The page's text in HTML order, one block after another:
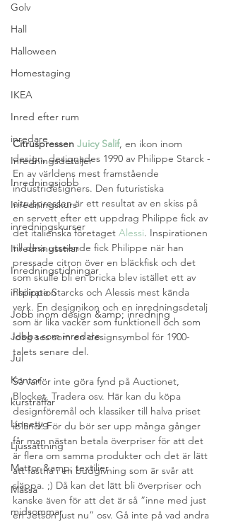
Golv
Hall
Halloween
Homestaging
IKEA
Inred efter rum
inredare
Inredningsdetaljer
Inredningsjobb
Inredningskurs
inredningskurser
Inredningsstilar
Inredningstidningar
inspiration
Jobb inom design &amp; inredning
Jobba som inredare
Jul
Kontor
kursträffar
Linnetyg
Ljussättning
Mattor &amp; textilier
Mässa
midsommar
Citruspressen Juicy Salif, en ikon inom
design, designades 1990 av Philippe Starck -
En av världens mest framstående
industridesigners. Den futuristiska
citruspressen är ett resultat av en skiss på
en servett efter ett uppdrag Philippe fick av
det italienska företaget Alessi. Inspirationen
till dess utseende fick Philippe när han
pressade citron över en bläckfisk och det
som skulle bli en bricka blev istället ett av
Philippe Starcks och Alessis mest kända
verk. En designikon och en inredningsdetalj
som är lika vacker som funktionell och som
idag ses som en designsymbol för 1900-
talets senare del.
Så varför inte göra fynd på Auctionet,
Blocket, Tradera osv. Här kan du köpa
designföremål och klassiker till halva priset
ibland! För du bör ser upp många gånger
får man nästan betala överpriser för att det
är flera om samma produkter och det är lätt
att fastna i en budgivning som är svår att
släppa. ;) Då kan det lätt bli överpriser och
kanske även för att det är så ”inne med just
en Jetson just nu” osv. Gå inte på vad andra